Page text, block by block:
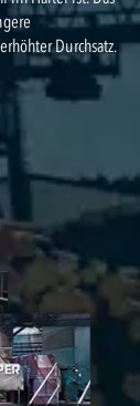
Durchsatz.